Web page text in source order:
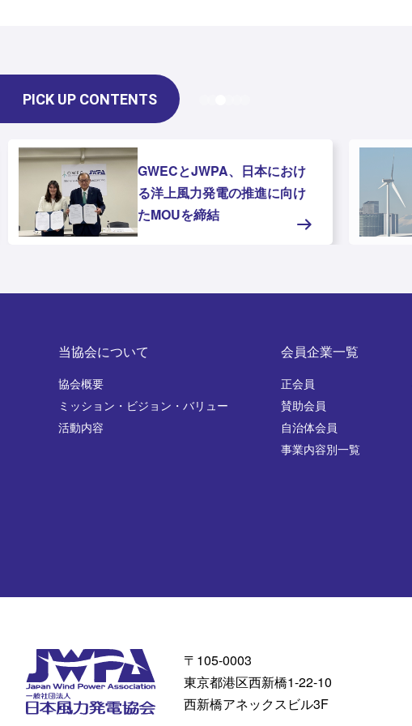
PICK UP CONTENTS
GWECとJWPA、日本におけ
る洋上風力発電の推進に向け
たMOUを締結
当協会について
協会概要
ミッション・ビジョン・バリュー
活動内容
会員企業一覧
正会員
賛助会員
自治体会員
事業内容別一覧
〒105-0003
東京都港区西新橋1-22-10
西新橋アネックスビル3F